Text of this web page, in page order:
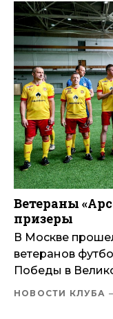
Ветераны
призеры
В Москве
ветеранов
Победы в
НОВОСТИ КЛУБА